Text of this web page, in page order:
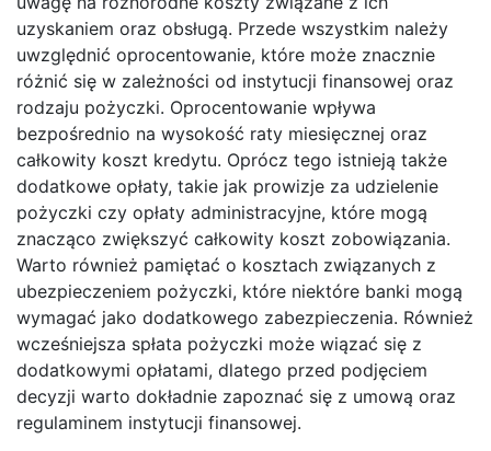
uzyskaniem oraz obsługą. Przede wszystkim należy
uwzględnić oprocentowanie, które może znacznie
różnić się w zależności od instytucji finansowej oraz
rodzaju pożyczki. Oprocentowanie wpływa
bezpośrednio na wysokość raty miesięcznej oraz
całkowity koszt kredytu. Oprócz tego istnieją także
dodatkowe opłaty, takie jak prowizje za udzielenie
pożyczki czy opłaty administracyjne, które mogą
znacząco zwiększyć całkowity koszt zobowiązania.
Warto również pamiętać o kosztach związanych z
ubezpieczeniem pożyczki, które niektóre banki mogą
wymagać jako dodatkowego zabezpieczenia. Również
wcześniejsza spłata pożyczki może wiązać się z
dodatkowymi opłatami, dlatego przed podjęciem
decyzji warto dokładnie zapoznać się z umową oraz
regulaminem instytucji finansowej.